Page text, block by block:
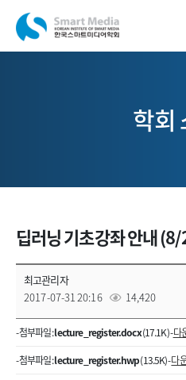
학회
딥러닝 기초강좌 안내
최고관리자
2017-07-31 20:16
14,420
- 첨부파일 :lecture_register.docx(17.1K) -다
- 첨부파일 :lecture_register.hwp(13.5K) -다